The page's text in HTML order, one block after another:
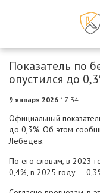
Показатель по
опустился до
9 января 2026 17:34
Официальный
до 0,3%. Об этом
Лебедев.
По его словам, в 2023
0,4%, в 2025 году —